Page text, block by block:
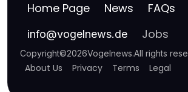
Home Page News FAQs
info@vogelnews.de Jobs
Copyright©2026Vogelnews.All rights
About Us Privacy Terms Legal